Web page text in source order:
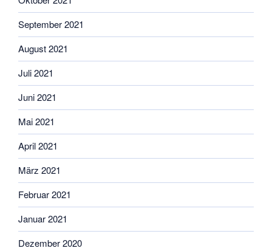
September 2021
August 2021
Juli 2021
Juni 2021
Mai 2021
April 2021
März 2021
Februar 2021
Januar 2021
Dezember 2020